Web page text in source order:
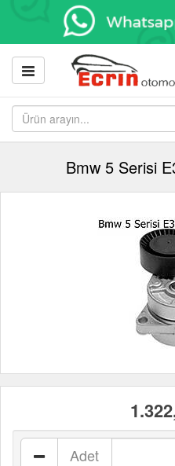
Bmw 5 Serisi
Adet